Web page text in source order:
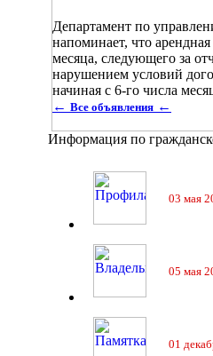
Департамент по
напоминает, что
месяца, следующего за
нарушением условий
начиная с 6-го числа
← Все объявления ←
Информация по
03 мая
05 мая
01